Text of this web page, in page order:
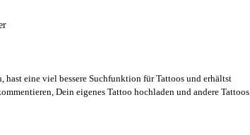
hast eine viel bessere Suchfunktion für Tattoos und erhältst
Dein eigenes Tattoo hochladen und andere Tattoos